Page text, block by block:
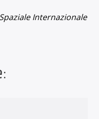
Internazionale